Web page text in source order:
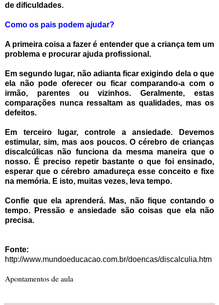
de dificuldades.
Como os pais podem ajudar?
A primeira coisa a fazer é entender que a criança tem um
problema e procurar ajuda profissional.
Em segundo lugar, não adianta ficar exigindo dela o que
ela não pode oferecer ou ficar comparando-a com o
irmão, parentes ou vizinhos. Geralmente, estas
comparações nunca ressaltam as qualidades, mas os
defeitos.
Em terceiro lugar, controle a ansiedade. Devemos
estimular, sim, mas aos poucos. O cérebro de crianças
discalcúlicas não funciona da mesma maneira que o
nosso. É preciso repetir bastante o que foi ensinado,
esperar que o cérebro amadureça esse conceito e fixe
na memória. E isto, muitas vezes, leva tempo.
Confie que ela aprenderá. Mas, não fique contando o
tempo. Pressão e ansiedade são coisas que ela não
precisa.
Fonte:
http://www.mundoeducacao.com.br/doencas/discalculia.htm
Apontamentos de aula